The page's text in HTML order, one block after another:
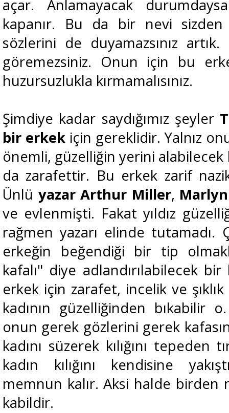
açar. Anlamayacak
kapanır. Bu da bir nevi sizden
sözlerini de duyamazsınız
göremezsiniz. Onun için bu
huzursuzlukla kırmamalısınız.
Şimdiye kadar saydığımız şeyler
bir erkek için gereklidir. Yalnız
önemli, güzelliğin yerini alabilecek
da zarafettir. Bu erkek zarif nazik
Ünlü yazar Arthur Miller,
ve evlenmişti. Fakat yıldız
rağmen yazarı elinde tutamadı.
erkeğin beğendiği bir tip
kafalı" diye adlandırılabilecek
erkek için zarafet, incelik ve
kadının güzelliğinden bıkabilir
onun gerek gözlerini gerek
kadını süzerek kılığını tepeden
kadın kılığını kendisine
memnun kalır. Aksi halde birden
kabildir.